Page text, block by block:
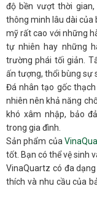
độ bền vượt thời
thông minh lâu dài của
mỹ rất cao với những
tự nhiên hay những
trường phái tối giản.
ấn tượng, thổi bùng sự
Đá nhân tạo gốc
nhiên nên khả năng
khó xâm nhập, bảo
trong gia đình.
Sản phẩm của
tốt. Bạn có thể vệ sinh
VinaQuartz có đa
thích và nhu cầu của